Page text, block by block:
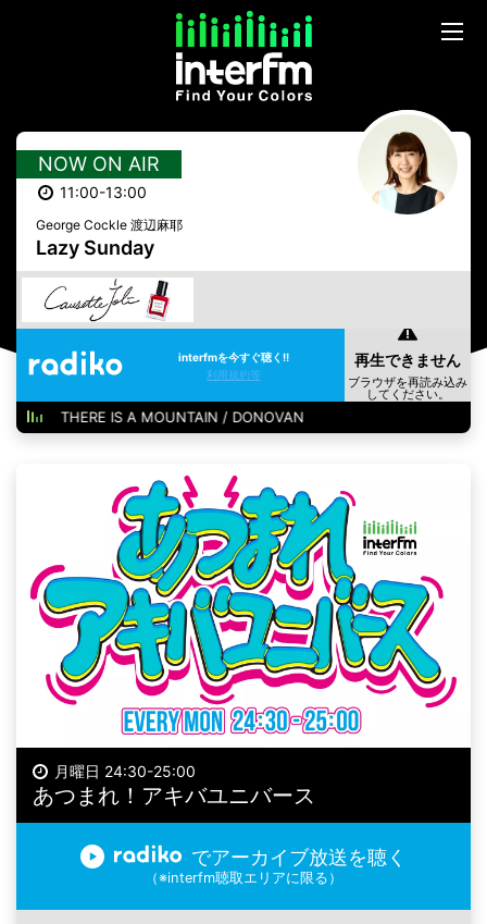
NOW ON AIR
11:00-13:00
George Cockle 渡辺麻耶
Lazy Sunday
interfmを今すぐ聴く!!
利用規約等
THERE IS A MOUNTAIN / DONOVAN
月曜日 24:30-25:00
あつまれ！アキバユニバース
でアーカイブ放送を聴く
（※interfm聴取エリアに限る）